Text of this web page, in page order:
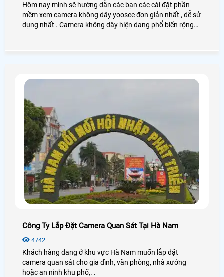
Hôm nay mình sẽ hướng dẫn các bạn các cài đặt phần
mềm xem camera không dây yoosee đơn giản nhất , dễ sử
dụng nhất . Camera không dây hiện dang phổ biến rộng
Công Ty Lắp Đặt Camera Quan Sát Tại Hà Nam
4742
Khách hàng đang ở khu vực Hà Nam muốn lắp đặt
camera quan sát cho gia đình, văn phòng, nhà xưởng
hoặc an ninh khu phố,. .